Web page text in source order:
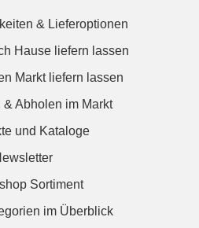
& Lieferoptionen
Hause liefern lassen
Markt liefern lassen
& Abholen im Markt
und Kataloge
Sortiment
im Überblick